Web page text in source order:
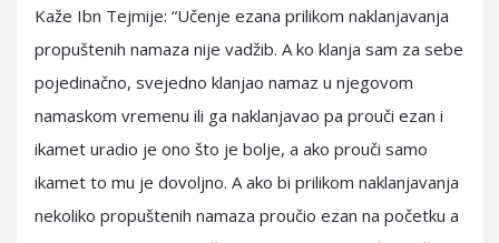
Kaže Ibn Tejmije: “Učenje ezana prilikom naklanjavanja
propuštenih namaza nije vadžib. A ko klanja sam za sebe
pojedinačno, svejedno klanjao namaz u njegovom
namaskom vremenu ili ga naklanjavao pa prouči ezan i
ikamet uradio je ono što je bolje, a ako prouči samo
ikamet to mu je dovoljno. A ako bi prilikom naklanjavanja
nekoliko propuštenih namaza proučio ezan na početku a